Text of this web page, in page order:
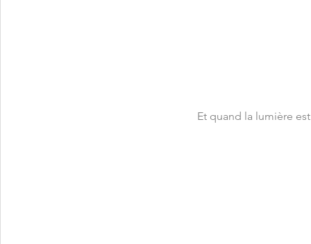
Et quand la lumière